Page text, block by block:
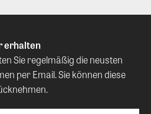
erhalten
Sie regelmäßig die neusten
per Email. Sie können diese